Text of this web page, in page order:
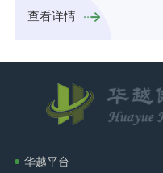
力、及渠道拓展能力；
团队建设，适时进行业务
动态、适时的调整适合市
场的营销方案，处理市场
的突发事件。任职要求：
1、生物工程、医学检
及以上学历；5年以上工
新产品的宣传推广活动，
积极参与行业培训。任职
资格：1、本科及以上学
历，生物、细胞、制药、
化学等相关优先；2、2年
以上生物行业或医疗行业
信乐观、人际关系良好，
谱、流式、测序仪器及配
套试剂）的入院及推广，
实验室等；2、了解主要
体外诊断技术原理，熟悉
3、熟悉所在区域客户，
查看详情
华越平台